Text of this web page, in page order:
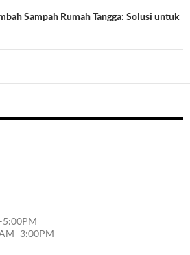
Sampah Rumah Tangga: Solusi untuk